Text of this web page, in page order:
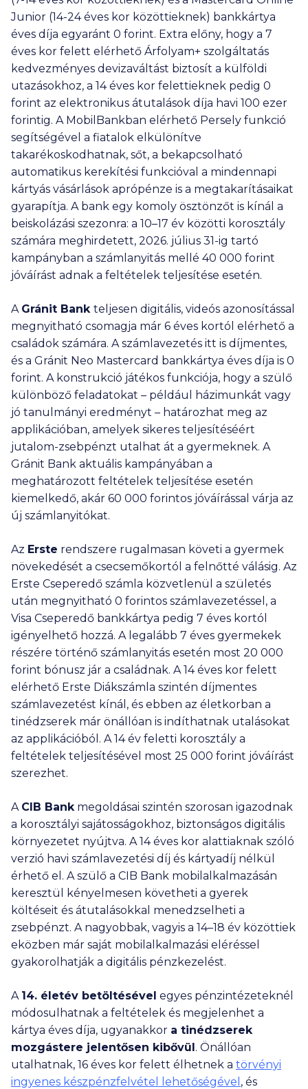
Junior (14-24 éves kor közöttieknek) bankkártya
éves díja egyaránt 0 forint. Extra előny, hogy a 7
éves kor felett elérhető Árfolyam+ szolgáltatás
kedvezményes devizaváltást biztosít a külföldi
utazásokhoz, a 14 éves kor felettieknek pedig 0
forint az elektronikus átutalások díja havi 100 ezer
forintig. A MobilBankban elérhető Persely funkció
segítségével a fiatalok elkülönítve
takarékoskodhatnak, sőt, a bekapcsolható
automatikus kerekítési funkcióval a mindennapi
kártyás vásárlások aprópénze is a megtakarításaikat
gyarapítja. A bank egy komoly ösztönzőt is kínál a
beiskolázási szezonra: a 10–17 év közötti korosztály
számára meghirdetett, 2026. július 31-ig tartó
kampányban a számlanyitás mellé 40 000 forint
jóváírást adnak a feltételek teljesítése esetén.
A Gránit Bank teljesen digitális, videós azonosítással
megnyitható csomagja már 6 éves kortól elérhető a
családok számára. A számlavezetés itt is díjmentes,
és a Gránit Neo Mastercard bankkártya éves díja is 0
forint. A konstrukció játékos funkciója, hogy a szülő
különböző feladatokat – például házimunkát vagy
jó tanulmányi eredményt – határozhat meg az
applikációban, amelyek sikeres teljesítéséért
jutalom-zsebpénzt utalhat át a gyermeknek. A
Gránit Bank aktuális kampányában a
meghatározott feltételek teljesítése esetén
kiemelkedő, akár 60 000 forintos jóváírással várja az
új számlanyitókat.
Az Erste rendszere rugalmasan követi a gyermek
növekedését a csecsemőkortól a felnőtté válásig. Az
Erste Cseperedő számla közvetlenül a születés
után megnyitható 0 forintos számlavezetéssel, a
Visa Cseperedő bankkártya pedig 7 éves kortól
igényelhető hozzá. A legalább 7 éves gyermekek
részére történő számlanyitás esetén most 20 000
forint bónusz jár a családnak. A 14 éves kor felett
elérhető Erste Diákszámla szintén díjmentes
számlavezetést kínál, és ebben az életkorban a
tinédzserek már önállóan is indíthatnak utalásokat
az applikációból. A 14 év feletti korosztály a
feltételek teljesítésével most 25 000 forint jóváírást
szerezhet.
A CIB Bankmegoldásai szintén szorosan igazodnak
a korosztályi sajátosságokhoz, biztonságos digitális
környezetet nyújtva. A 14 éves kor alattiaknak szóló
verzió havi számlavezetési díj és kártyadíj nélkül
érhető el. A szülő a CIB Bank mobilalkalmazásán
keresztül kényelmesen követheti a gyerek
költéseit és átutalásokkal menedzselheti a
zsebpénzt. A nagyobbak, vagyis a 14–18 év közöttiek
eközben már saját mobilalkalmazási eléréssel
gyakorolhatják a digitális pénzkezelést.
A 14. életév betöltésével egyes pénzintézeteknél
módosulhatnak a feltételek és megjelenhet a
kártya éves díja, ugyanakkor a tinédzserek
mozgástere jelentősen kibővül. Önállóan
utalhatnak, 16 éves kor felett élhetnek a törvényi
ingyenes készpénzfelvétel lehetőségével , és